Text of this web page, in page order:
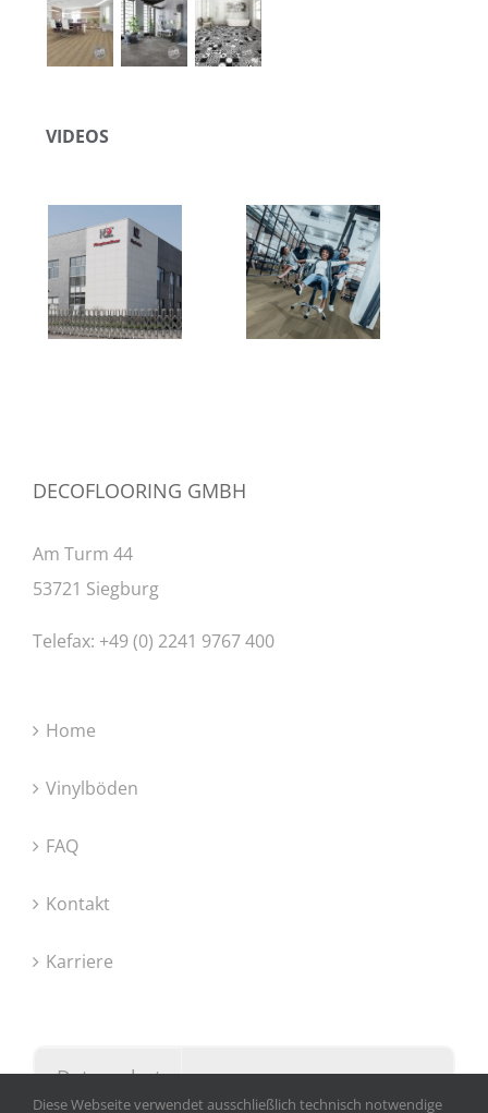
VIDEOS
DECOFLOORING GMBH
Am Turm 44
53721 Siegburg
Telefax: +49 (0) 2241 9767 400
Home
Vinylböden
FAQ
Kontakt
Karriere
Datenschutz
Diese Webseite verwendet ausschließlich technisch notwendige